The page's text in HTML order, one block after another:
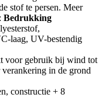
stof te persen. Meer
Bedrukking
laag, UV-bestendig
voor gebruik bij wind tot
in de grond
constructie + 8